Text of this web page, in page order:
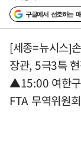
구글에서 선호하는
[세종=뉴시스]
장관, 5극3특
▲15:00 여한구
FTA 무역위원